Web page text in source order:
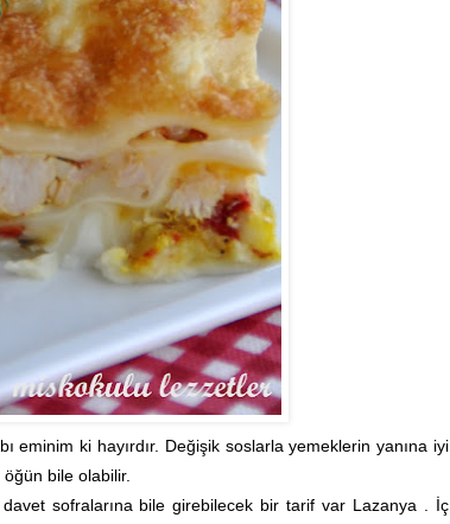
eminim ki hayırdır. Değişik soslarla yemeklerin yanına iyi
bile olabilir.
sofralarına bile girebilecek bir tarif var Lazanya . İç